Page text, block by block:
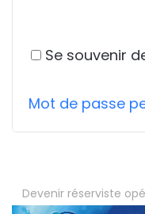
Se souvenir
Mot de passe
Devenir réserviste